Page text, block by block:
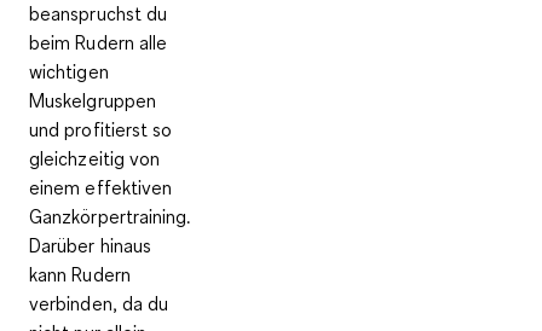
beanspruchst du
beim Rudern alle
wichtigen
Muskelgruppen
und profitierst so
gleichzeitig von
einem effektiven
Ganzkörpertraining.
Darüber hinaus
kann Rudern
verbinden, da du